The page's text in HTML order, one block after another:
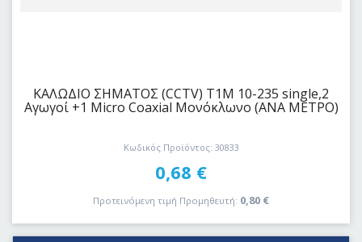
ΚΑΛΩΔΙΟ ΣΗΜΑΤΟΣ (CCTV) T1M 10-235 single,2
Αγωγοί +1 Micro Coaxial Μονόκλωνο (ΑΝΑ ΜΕΤΡΟ)
Κωδικός Προϊόντος: 30833
0,68 €
Προτεινόμενη τιμή Προμηθευτή: 0,80 €